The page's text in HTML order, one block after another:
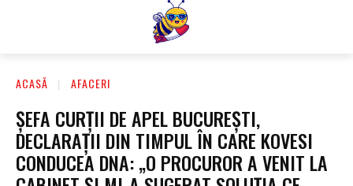
ACASĂ AFACERI
ȘEFA CURȚII DE APEL BUCUREȘTI,
DECLARAȚII DIN TIMPUL ÎN CARE KOVESI
CONDUCEA DNA: „O PROCUROR A VENIT LA